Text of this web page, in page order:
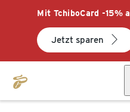
Mit TchiboCard -15%
Jetzt sparen